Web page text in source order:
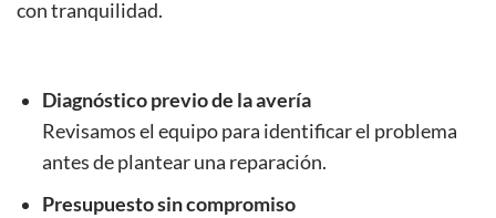
con tranquilidad.
Diagnóstico previo de la avería
Revisamos el equipo para identificar el problema
antes de plantear una reparación.
Presupuesto sin compromiso